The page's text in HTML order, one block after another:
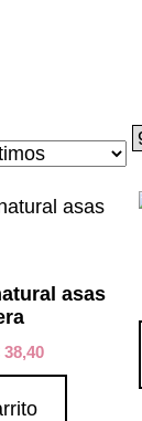
asas
38,40